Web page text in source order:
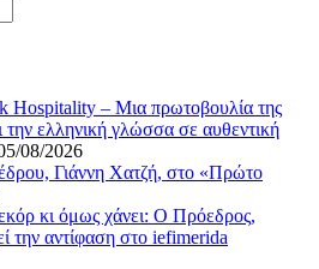
Hospitality – Μια πρωτοβουλία της
ελληνική γλώσσα σε αυθεντική
08/2026
Γιάννη Χατζή, στο «Πρώτο
κι όμως χάνει: Ο Πρόεδρος,
την αντίφαση στο iefimerida